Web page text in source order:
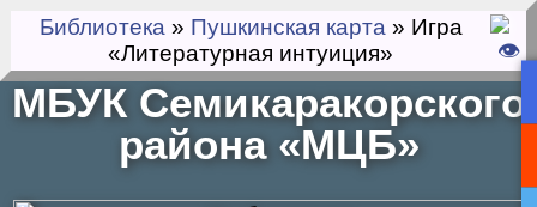
Библиотека » Пушкинская карта » Игра
«Литературная интуиция»
МБУК Семикаракорского
района «МЦБ»